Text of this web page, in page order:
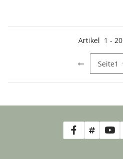
Artikel 1 - 20
Seite1